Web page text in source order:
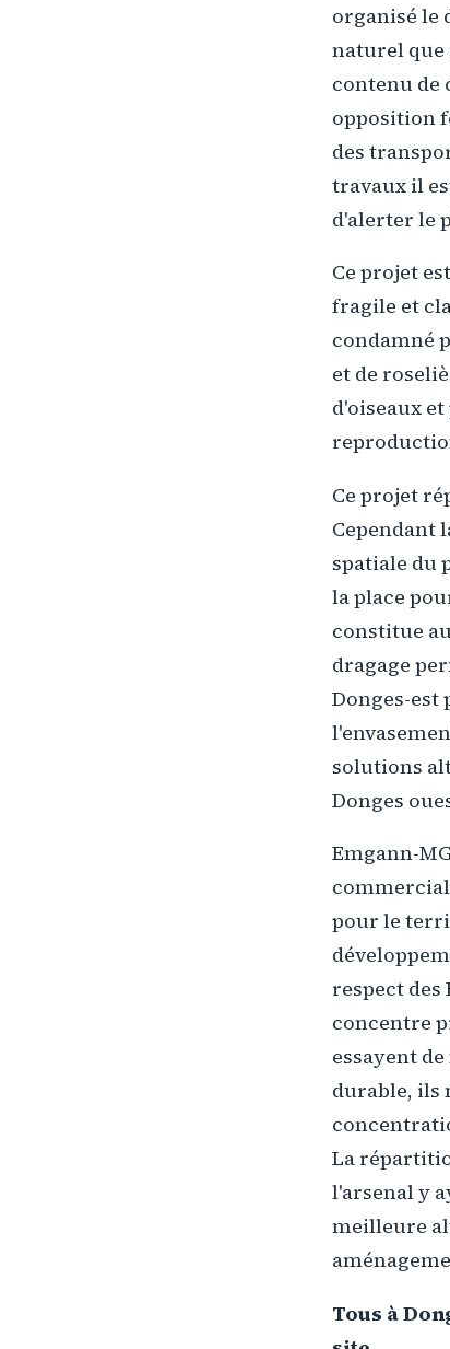
organisé le
naturel que
contenu de
opposition
des
travaux il
d'alerter le
Ce projet
fragile et
condamné
et de
d'oiseaux
Ce projet
Cependant
spatiale du
la place
constitue
dragage
Donges-est
solutions
Donges
Emgann-
pour le
respect
concentre
essayent
durable, ils
La
l'arsenal y
meilleure
Tous à